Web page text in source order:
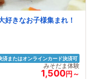
きなお子様集まれ！
済またはオンラインカード決済可
みそだま体験
1,500円～